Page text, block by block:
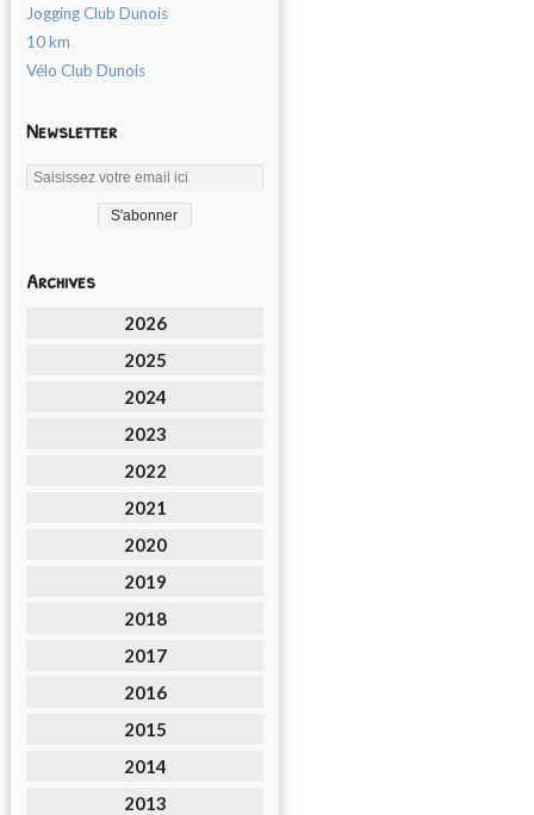
Jogging Club Dunois
10 km
Vélo Club Dunois
Newsletter
Archives
2026
2025
2024
2023
2022
2021
2020
2019
2018
2017
2016
2015
2014
2013